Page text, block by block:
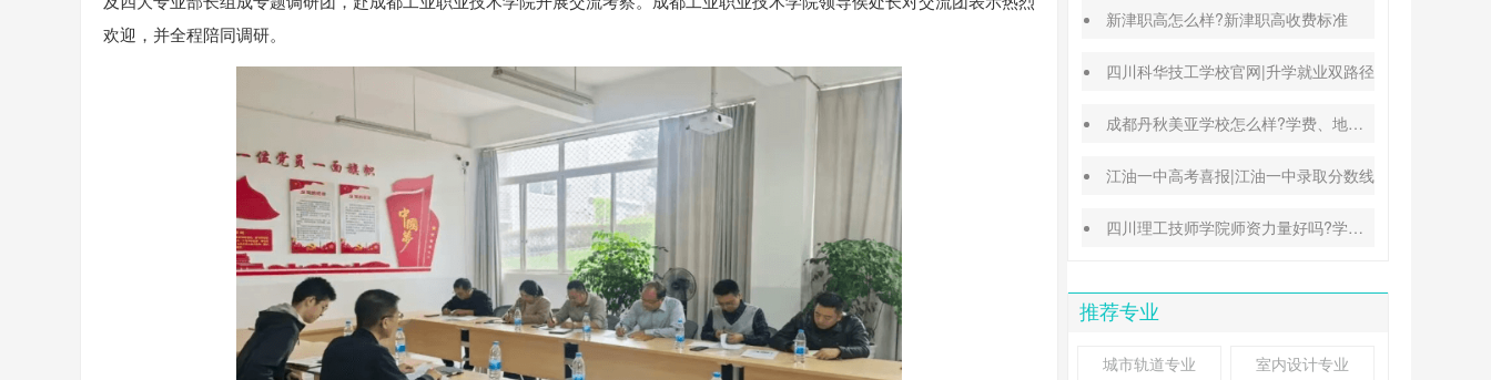
欢迎，并全程陪同调研。
新津职高怎么样?新津职高收费标准
四川科华技工学校官网|升学就业双路径
成都丹秋美亚学校怎么样?学费、地址、办学特色汇总
江油一中高考喜报|江油一中录取分数线
四川理工技师学院师资力量好吗?学校地址在哪里
推荐专业
城市轨道专业 室内设计专业